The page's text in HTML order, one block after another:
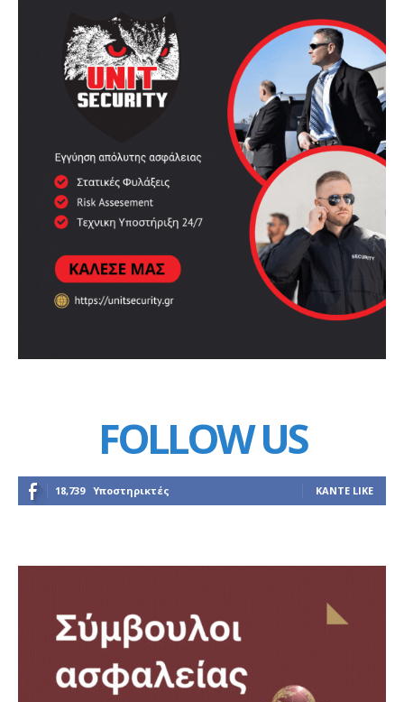
FOLLOW US
18,739 Υποστηρικτές ΚΆΝΤΕ LIKE